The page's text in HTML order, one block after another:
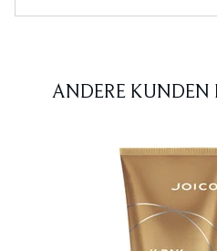
ANDERE KUNDEN